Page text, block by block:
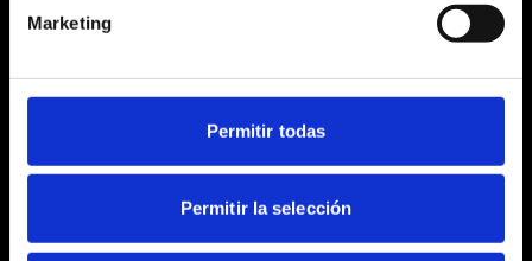
Marketing
Permitir todas
Permitir la selección
CONDICIONES GENERALES
AVISO LEGAL
PRIVACIDAD EN RRSS
SERVICIO AL CLIENTE
FAQ